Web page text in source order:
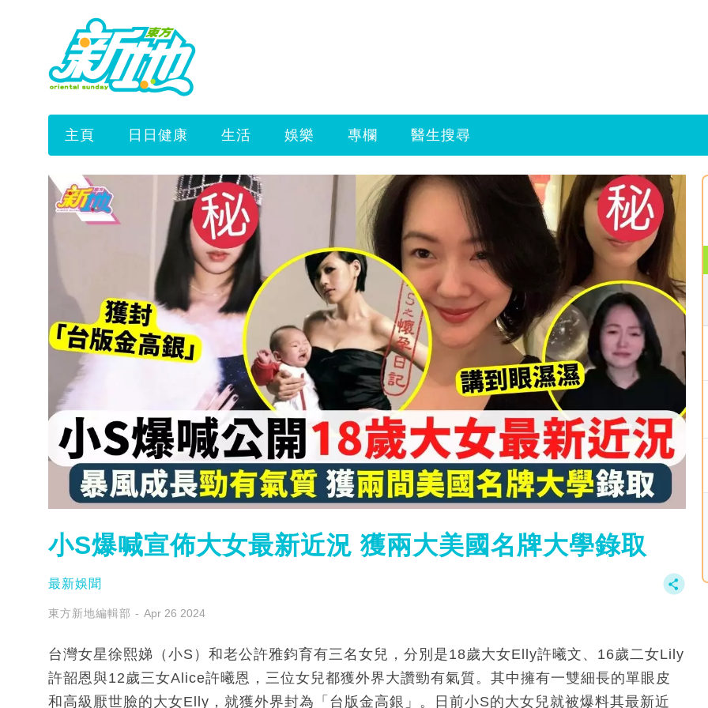
主頁 日日健康 生活 娛樂 專欄 醫生搜尋
小S爆喊宣佈大女最新近況 獲兩大美國名牌大學錄取
最新娛聞
東方新地編輯部 Apr 26 2024
台灣女星徐熙娣（小S）和老公許雅鈞育有三名女兒，分別是18歲大女Elly許曦文、16歲二女Lily
許韶恩與12歲三女Alice許曦恩，三位女兒都獲外界大讚勁有氣質。其中擁有一雙細長的單眼皮
和高級厭世臉的大女Elly，就獲外界封為「台版金高銀」。日前小S的大女兒就被爆料其最新近